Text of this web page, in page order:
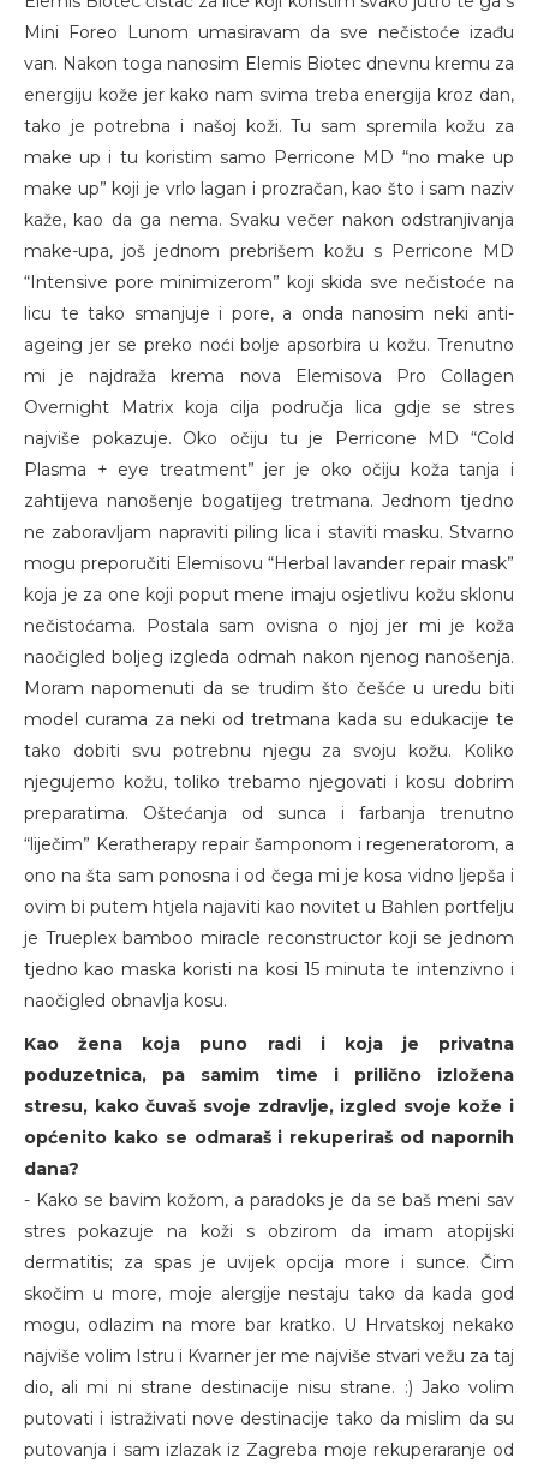
Mini Foreo Lunom umasiravam da sve nečistoće izađu
van. Nakon toga nanosim Elemis Biotec dnevnu kremu za
energiju kože jer kako nam svima treba energija kroz dan,
tako je potrebna i našoj koži. Tu sam spremila kožu za
make up i tu koristim samo Perricone MD “no make up
make up” koji je vrlo lagan i prozračan, kao što i sam naziv
kaže, kao da ga nema. Svaku večer nakon odstranjivanja
make-upa, još jednom prebrišem kožu s Perricone MD
“Intensive pore minimizerom” koji skida sve nečistoće na
licu te tako smanjuje i pore, a onda nanosim neki anti-
ageing jer se preko noći bolje apsorbira u kožu. Trenutno
mi je najdraža krema nova Elemisova Pro Collagen
Overnight Matrix koja cilja područja lica gdje se stres
najviše pokazuje. Oko očiju tu je Perricone MD “Cold
Plasma + eye treatment” jer je oko očiju koža tanja i
zahtijeva nanošenje bogatijeg tretmana. Jednom tjedno
ne zaboravljam napraviti piling lica i staviti masku. Stvarno
mogu preporučiti Elemisovu “Herbal lavander repair mask”
koja je za one koji poput mene imaju osjetlivu kožu sklonu
nečistoćama. Postala sam ovisna o njoj jer mi je koža
naočigled boljeg izgleda odmah nakon njenog nanošenja.
Moram napomenuti da se trudim što češće u uredu biti
model curama za neki od tretmana kada su edukacije te
tako dobiti svu potrebnu njegu za svoju kožu. Koliko
njegujemo kožu, toliko trebamo njegovati i kosu dobrim
preparatima. Oštećanja od sunca i farbanja trenutno
“liječim” Keratherapy repair šamponom i regeneratorom, a
ono na šta sam ponosna i od čega mi je kosa vidno ljepša i
ovim bi putem htjela najaviti kao novitet u Bahlen portfelju
je Trueplex bamboo miracle reconstructor koji se jednom
tjedno kao maska koristi na kosi 15 minuta te intenzivno i
naočigled obnavlja kosu.
Kao žena koja puno radi i koja je privatna
poduzetnica, pa samim time i prilično izložena
stresu, kako čuvaš svoje zdravlje, izgled svoje kože i
općenito kako se odmaraš i rekuperiraš od napornih
dana?
- Kako se bavim kožom, a paradoks je da se baš meni sav
stres pokazuje na koži s obzirom da imam atopijski
dermatitis; za spas je uvijek opcija more i sunce. Čim
skočim u more, moje alergije nestaju tako da kada god
mogu, odlazim na more bar kratko. U Hrvatskoj nekako
najviše volim Istru i Kvarner jer me najviše stvari vežu za taj
dio, ali mi ni strane destinacije nisu strane. :) Jako volim
putovati i istraživati nove destinacije tako da mislim da su
putovanja i sam izlazak iz Zagreba moje rekuperaranje od